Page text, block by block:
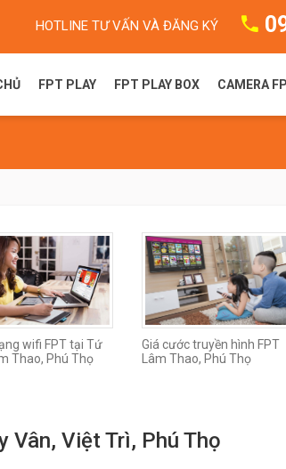
HOTLINE TƯ VẤN VÀ ĐĂNG KÝ
FPT PLAY
Truyền hình FPT
FPT PLAY BOX
FPT Play Box+ S550
FPT Play Box+ S400
CAMERA
wifi FPT tại Tứ
Thao, Phú Thọ
Giá cước truyền hình FPT
Lâm Thao, Phú Thọ
Vân, Việt Trì, Phú Thọ